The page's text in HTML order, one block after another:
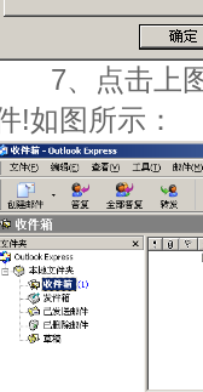
7、点击上图
!如图所示：